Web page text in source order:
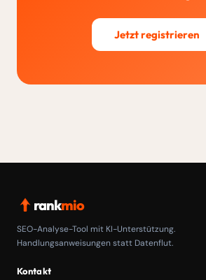
Jetzt registrieren
rankmio
SEO-Analyse-Tool mit KI-Unterstützung.
Handlungsanweisungen statt Datenflut.
Kontakt